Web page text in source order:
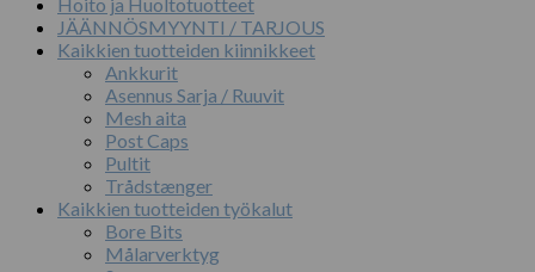
JÄÄNNÖSMYYNTI / TARJOUS
Kaikkien tuotteiden kiinnikkeet
Ankkurit
Asennus Sarja / Ruuvit
Mesh aita
Post Caps
Pultit
Trådstænger
Kaikkien tuotteiden työkalut
Bore Bits
Målarverktyg